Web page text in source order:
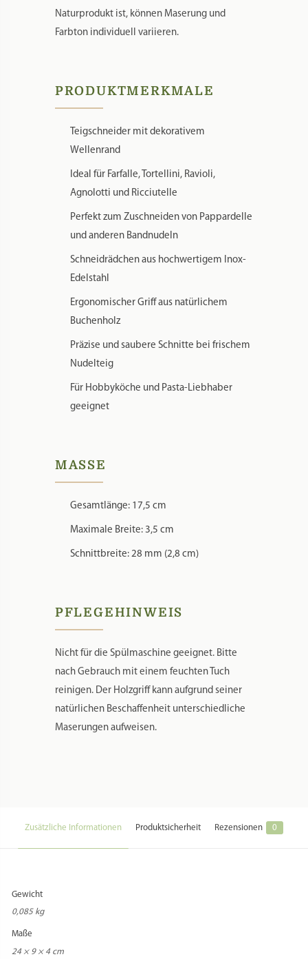
komfortables Arbeiten. Da Holz ein
Naturprodukt ist, können Maserung und
PRODUKTMERKMALE
Teigschneider mit dekorativem
Wellenrand
Ideal für Farfalle, Tortellini, Ravioli,
Agnolotti und Ricciutelle
Perfekt zum Zuschneiden von Pappardelle
und anderen Bandnudeln
Schneidrädchen aus hochwertigem Inox-
Edelstahl
Ergonomischer Griff aus natürlichem
Buchenholz
Präzise und saubere Schnitte bei frischem
Nudelteig
Für Hobbyköche und Pasta-Liebhaber
MASSE
Gesamtlänge: 17,5 cm
Maximale Breite: 3,5 cm
PFLEGEHINWEIS
Nicht für die Spülmaschine geeignet. Bitte
nach Gebrauch mit einem feuchten Tuch
reinigen. Der Holzgriff kann aufgrund seiner
natürlichen Beschaffenheit unterschiedliche
Zusätzliche Informationen
Gewicht
0,085 kg
Maße